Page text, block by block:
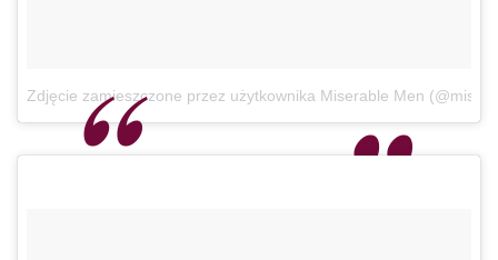
Zdjęcie zamieszczone przez użytkownika Miserable Men